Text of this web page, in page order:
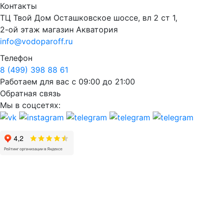
Контакты
ТЦ Твой Дом Осташковское шоссе, вл 2 ст 1,
2-ой этаж магазин Акватория
info@vodoparoff.ru
Телефон
8 (499) 398 88 61
Работаем для вас с 09:00 до 21:00
Обратная связь
Мы в соцсетях: